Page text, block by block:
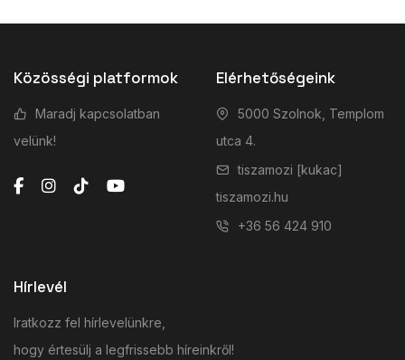
Közösségi platformok
Maradj kapcsolatban
velünk!
Elérhetőségeink
5000 Szolnok, Templom
utca 4.
tiszamozi [kukac]
tiszamozi.hu
+36 56 424 910
Hírlevél
Iratkozz fel hírlevelünkre,
hogy értesülj a legfrissebb híreinkről!